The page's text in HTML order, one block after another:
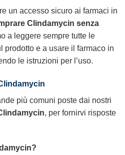
un accesso sicuro ai farmaci in
Clindamycin senza
a leggere sempre tutte le
prodotto e a usare il farmaco in
le istruzioni per l’uso.
più comuni poste dai nostri
, per fornirvi risposte
?